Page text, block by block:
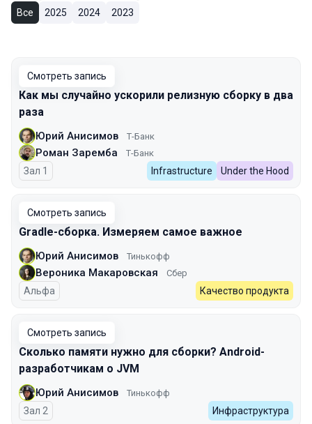
Все 2025 2024 2023
Смотреть запись
Как мы случайно ускорили релизную сборку в два
раза
Юрий Анисимов Т-Банк
Роман Заремба Т-Банк
Зал 1 Infrastructure Under the Hood
Смотреть запись
Gradle-сборка. Измеряем самое важное
Юрий Анисимов Тинькофф
Вероника Макаровская Сбер
Альфа Качество продукта
Смотреть запись
Сколько памяти нужно для сборки? Android-
разработчикам о JVM
Юрий Анисимов Тинькофф
Зал 2 Инфраструктура